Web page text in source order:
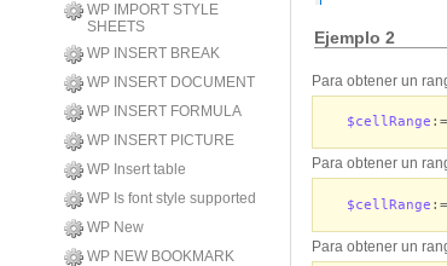
WP IMPORT STYLE
SHEETS
WP INSERT BREAK
WP INSERT DOCUMENT
WP INSERT FORMULA
WP INSERT PICTURE
WP Insert table
WP Is font style supported
WP New
WP NEW BOOKMARK
Ejemplo 2
Para obtener un
$cellRange :=
Para obtener un
$cellRange :=
Para obtener un